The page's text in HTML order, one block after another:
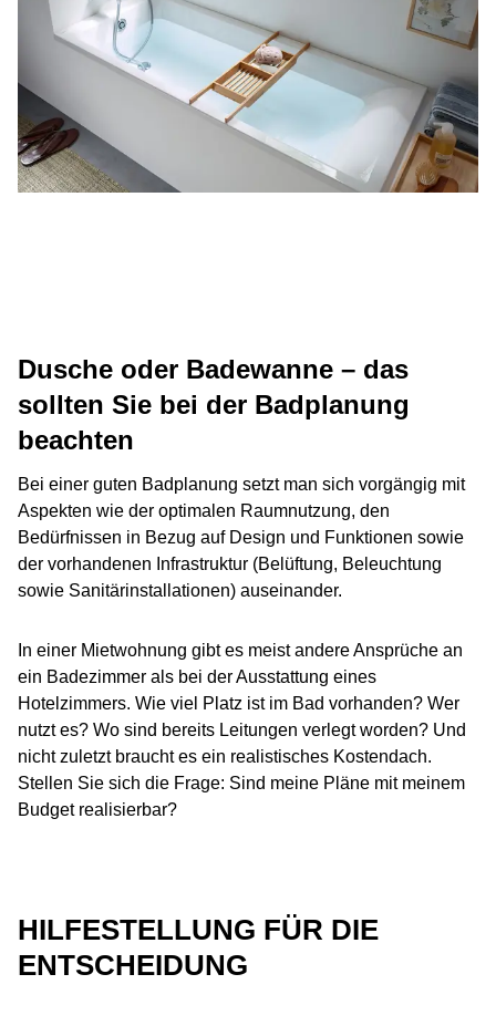
Dusche oder Badewanne – das
sollten Sie bei der Badplanung
beachten
Bei einer guten Badplanung setzt man sich vorgängig mit
Aspekten wie der optimalen Raumnutzung, den
Bedürfnissen in Bezug auf Design und Funktionen sowie
der vorhandenen Infrastruktur (Belüftung, Beleuchtung
sowie Sanitärinstallationen) auseinander.
In einer Mietwohnung gibt es meist andere Ansprüche an
ein Badezimmer als bei der Ausstattung eines
Hotelzimmers. Wie viel Platz ist im Bad vorhanden? Wer
nutzt es? Wo sind bereits Leitungen verlegt worden? Und
nicht zuletzt braucht es ein realistisches Kostendach.
Stellen Sie sich die Frage: Sind meine Pläne mit meinem
Budget realisierbar?
HILFESTELLUNG FÜR DIE
ENTSCHEIDUNG